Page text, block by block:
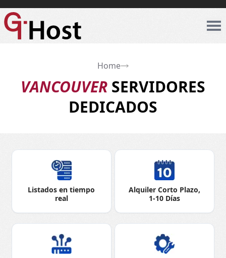
Home
VANCOUVER SERVIDORES
DEDICADOS
Listados en tiempo
real
Alquiler Corto Plazo,
1-10 Días